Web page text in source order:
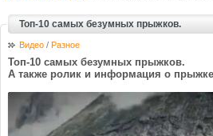
Топ-10 самых безумных прыжков.
Видео / Разное
Топ-10 самых безумных прыжков.
А также ролик и информация о